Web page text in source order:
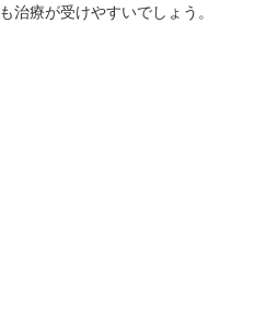
治療が受けやすいでしょう。